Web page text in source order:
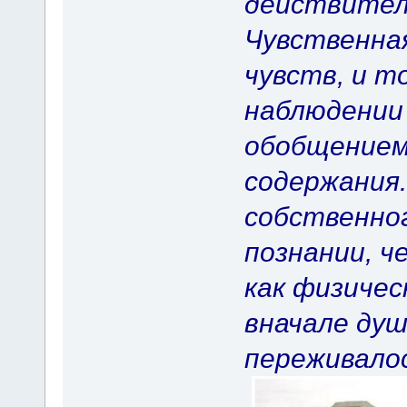
чувств, и
познании,
как
вначале